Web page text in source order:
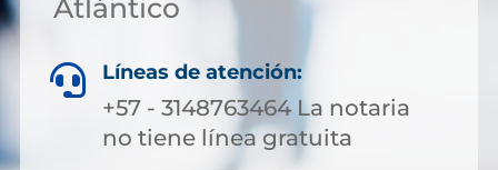
Atlántico
 Líneas de atención:
+57 - 3148763464 La notaria
no tiene línea gratuita